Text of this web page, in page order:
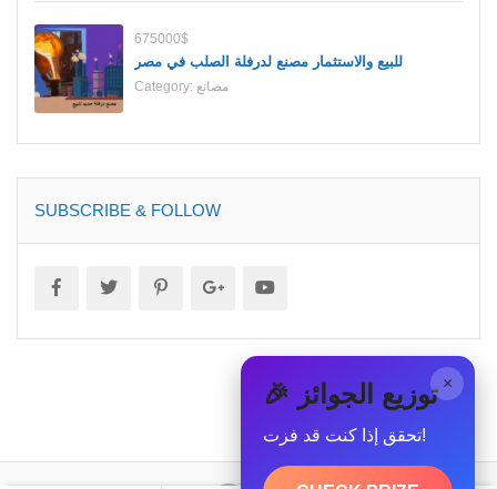
675000$
للبيع والاستثمار مصنع لدرفلة الصلب في مصر
Category: مصانع
SUBSCRIBE & FOLLOW
× 🎉 توزيع الجوائز
تحقق إذا كنت قد فزت!